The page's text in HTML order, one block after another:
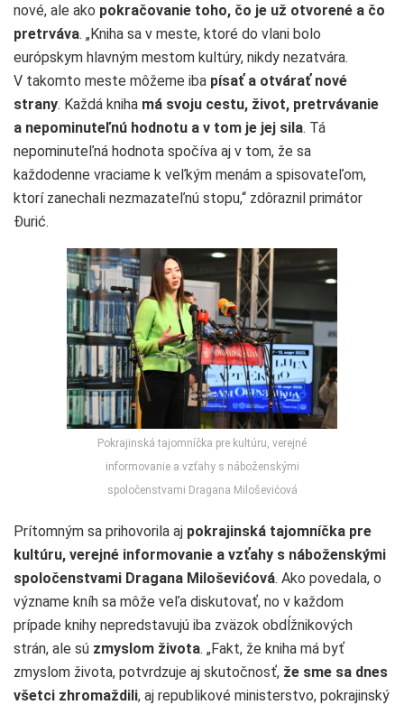
nové, ale ako pokračovanie toho, čo je už otvorené a čo
pretrváva. „Kniha sa v meste, ktoré do vlani bolo
európskym hlavným mestom kultúry, nikdy nezatvára.
V takomto meste môžeme iba písať a otvárať nové
strany. Každá kniha má svoju cestu, život, pretrvávanie
a nepominuteľnú hodnotu a v tom je jej sila. Tá
nepominuteľná hodnota spočíva aj v tom, že sa
každodenne vraciame k veľkým menám a spisovateľom,
ktorí zanechali nezmazateľnú stopu,“ zdôraznil primátor
Ðurić.
Pokrajinská tajomníčka pre kultúru, verejné
informovanie a vzťahy s náboženskými
spoločenstvami Dragana Miloševićová
Prítomným sa prihovorila aj pokrajinská tajomníčka pre
kultúru, verejné informovanie a vzťahy s náboženskými
spoločenstvami Dragana Miloševićová. Ako povedala, o
význame kníh sa môže veľa diskutovať, no v každom
prípade knihy nepredstavujú iba zväzok obdĺžnikových
strán, ale sú zmyslom života. „Fakt, že kniha má byť
zmyslom života, potvrdzuje aj skutočnosť, že sme sa dnes
všetci zhromaždili, aj republikové ministerstvo, pokrajinský